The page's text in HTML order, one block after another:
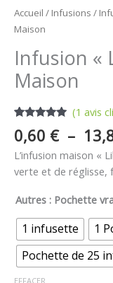
Accueil / Infusions /
Maison
Infusion «
Maison
Noté 5.00
sur 5
basé sur
1
notation
client
(1 avis
0,60 € –
L’infusion maison «
verte et de réglisse,
Autres : Pochette
1 infusette
1
Pochette de 25
EFFACER